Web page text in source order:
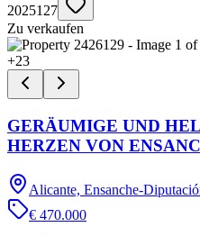
2025127
Zu verkaufen
+23
GERÄUMIGE UND
HERZEN VON
Alicante, Ensanche-
€ 470.000